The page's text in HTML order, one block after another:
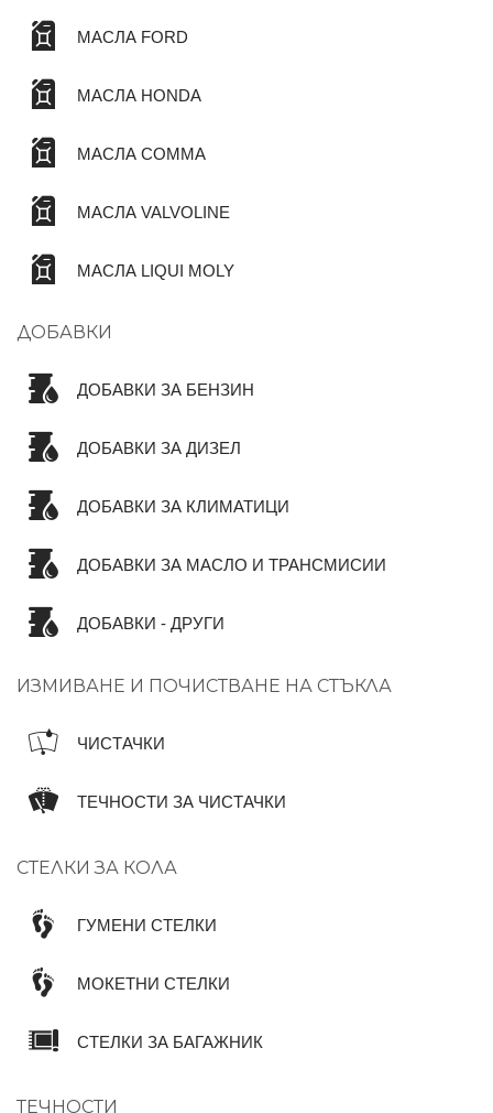
МАСЛА FORD
МАСЛА HONDA
МАСЛА COMMA
МАСЛА VALVOLINE
МАСЛА LIQUI MOLY
ДОБАВКИ
ДОБАВКИ ЗА БЕНЗИН
ДОБАВКИ ЗА ДИЗЕЛ
ДОБАВКИ ЗА КЛИМАТИЦИ
ДОБАВКИ ЗА МАСЛО И ТРАНСМИСИИ
ДОБАВКИ - ДРУГИ
ИЗМИВАНЕ И ПОЧИСТВАНЕ НА СТЪКЛА
ЧИСТАЧКИ
ТЕЧНОСТИ ЗА ЧИСТАЧКИ
СТЕЛКИ ЗА КОЛА
ГУМЕНИ СТЕЛКИ
МОКЕТНИ СТЕЛКИ
СТЕЛКИ ЗА БАГАЖНИК
ТЕЧНОСТИ